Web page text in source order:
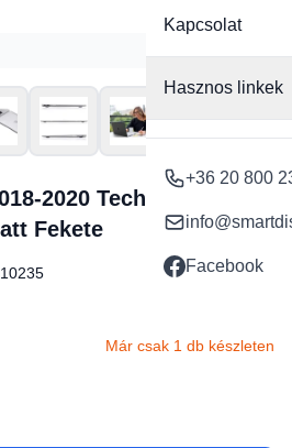
Kapcsolat
Hasznos linkek
+36 20 800
Facebook
2020 Tech-protect
Fekete
Már csak 1 db készleten